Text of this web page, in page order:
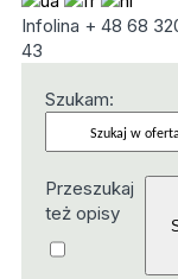
Infolina + 48 68
43
Szukam:
Przeszukaj
też opisy